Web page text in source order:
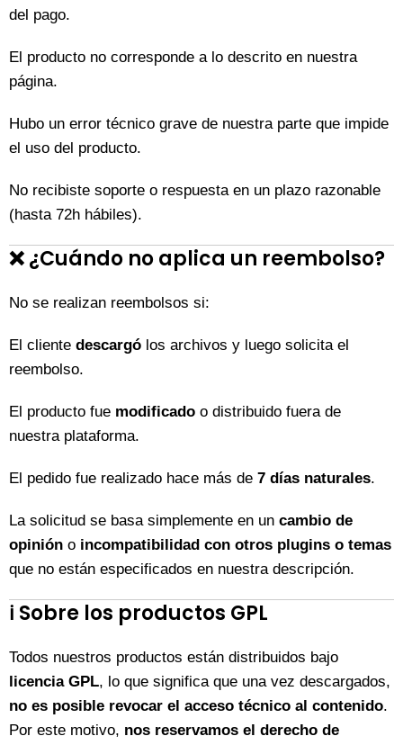
del pago.
El producto no corresponde a lo descrito en nuestra
página.
Hubo un error técnico grave de nuestra parte que impide
el uso del producto.
No recibiste soporte o respuesta en un plazo razonable
(hasta 72h hábiles).
❌¿Cuándo no aplica un reembolso?
No se realizan reembolsos si:
El cliente descargó los archivos y luego solicita el
reembolso.
El producto fue modificado o distribuido fuera de
nuestra plataforma.
El pedido fue realizado hace más de 7 días naturales.
La solicitud se basa simplemente en un cambio de
opinión o incompatibilidad con otros plugins o temas
que no están especificados en nuestra descripción.
ℹ️ Sobre los productos GPL
Todos nuestros productos están distribuidos bajo
licencia GPL, lo que significa que una vez descargados,
no es posible revocar el acceso técnico al contenido.
Por este motivo, nos reservamos el derecho de